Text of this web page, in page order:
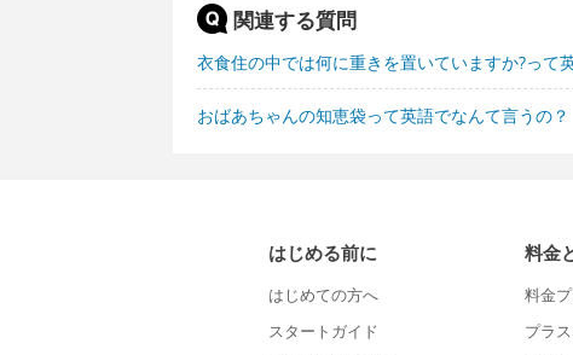
関連する質問
衣食住の中では何に重きを置いていますか?って
おばあちゃんの知恵袋って英語でなんて言うの？
はじめる前に
はじめての方へ
スタートガイド
料金
料金
プラ